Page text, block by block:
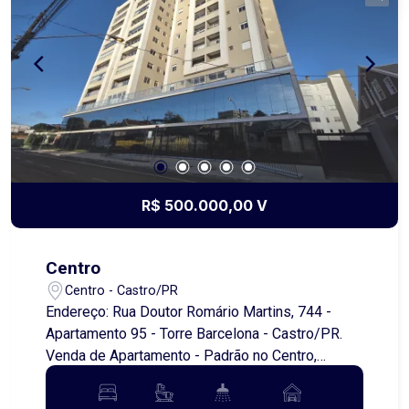
vaga de garagem. O condomínio foi projetado
para proporcionar bem-estar e praticidade para
toda a família, oferecendo uma completa área de
lazer, com: Salão de festas com espaço de jogos
Academia equipada Campo de grama para futebol
Playground e espaço kids Bicicletário 02
elevadores modernos Tudo isso em um ambiente
seguro, moderno e planejado para o seu dia a dia.
Ideal para quem busca conforto, lazer e
valorização do investimento.
R$ 500.000,00 V
Centro
Centro - Castro/PR
Endereço: Rua Doutor Romário Martins, 744 -
Apartamento 95 - Torre Barcelona - Castro/PR.
Venda de Apartamento - Padrão no Centro,
Castro/PR - Dormitórios: 2 - Garagens: 1 - Área
útil: 92,13 metros quadrados - Área total: 122,73